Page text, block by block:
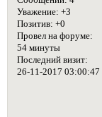
Уважение: +3
Позитив: +0
Провел на форуме:
54 минуты
Последний визит:
26-11-2017 03:00:47